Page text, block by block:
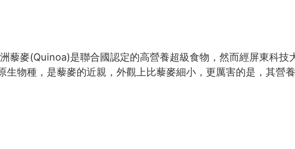
藜麥(Quinoa)是聯合國認定的高營養超級食物，然而經屏東科技
生物種，是藜麥的近親，外觀上比藜麥細小，更厲害的是，其營